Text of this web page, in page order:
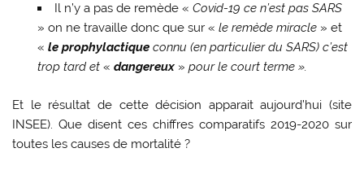
Il n’y a pas de remède « Covid-19 ce n’est pas SARS
» on ne travaille donc que sur « le remède miracle» et
« le prophylactique connu (en particulier du SARS) c’est
trop tard et « dangereux» pour le court terme ».
Et le résultat de cette décision apparait aujourd’hui (site
INSEE). Que disent ces chiffres comparatifs 2019-2020 sur
toutes les causes de mortalité ?